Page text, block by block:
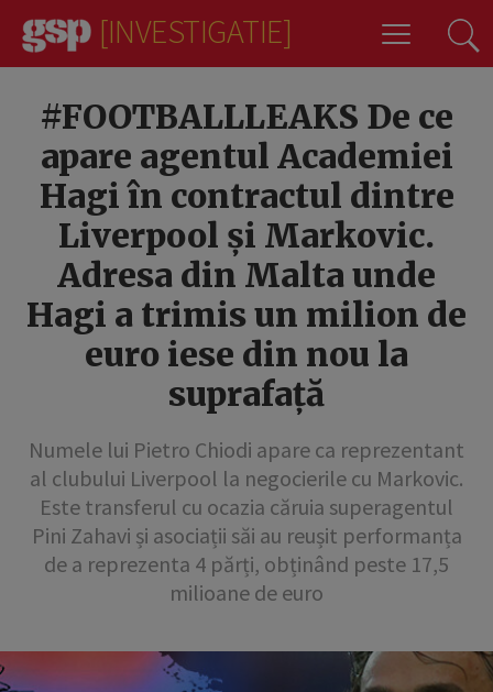
[INVESTIGATIE]
#FOOTBALLLEAKS De ce
apare agentul Academiei
Hagi în contractul dintre
Liverpool și Markovic.
Adresa din Malta unde
Hagi a trimis un milion de
euro iese din nou la
suprafață
Numele lui Pietro Chiodi apare ca reprezentant
al clubului Liverpool la negocierile cu Markovic.
Este transferul cu ocazia căruia superagentul
Pini Zahavi și asociații săi au reușit performanța
de a reprezenta 4 părți, obținând peste 17,5
milioane de euro